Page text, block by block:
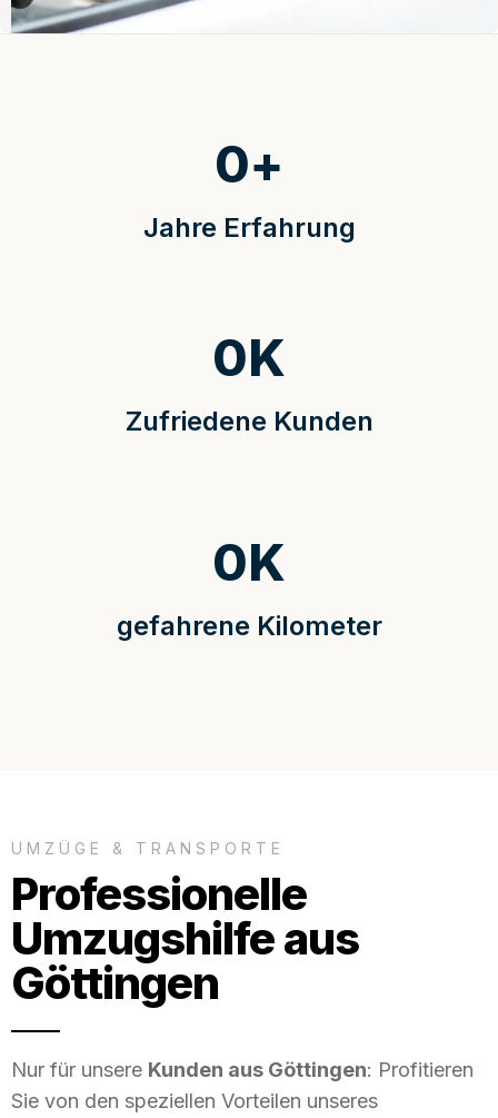
Jahre Erfahrung
0+
Zufriedene Kunden
0K
gefahrene Kilometer
0K
UMZÜGE & TRANSPORTE
Professionelle
Umzugshilfe aus
Göttingen
Nur für unsere Kunden aus Göttingen: Profitieren
Sie von den speziellen Vorteilen unseres